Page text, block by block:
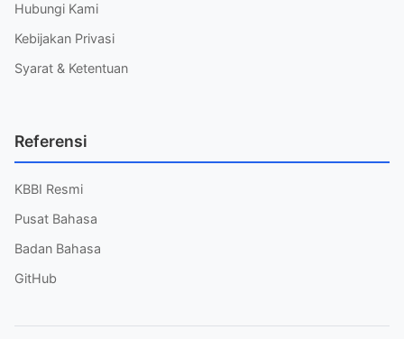
Hubungi Kami
Kebijakan Privasi
Syarat & Ketentuan
Referensi
KBBI Resmi
Pusat Bahasa
Badan Bahasa
GitHub